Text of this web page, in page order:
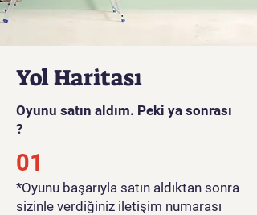
Yol Haritası
Oyunu satın aldım. Peki ya sonrası
?
01
*Oyunu başarıyla satın aldıktan sonra
sizinle verdiğiniz iletişim numarası